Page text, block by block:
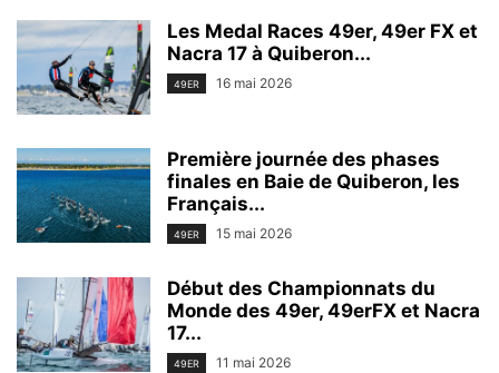
Les Medal Races 49er, 49er FX et
Nacra 17 à Quiberon...
49ER 16 mai 2026
Première journée des phases
finales en Baie de Quiberon, les
Français...
49ER 15 mai 2026
Début des Championnats du
Monde des 49er, 49erFX et Nacra
17...
49ER 11 mai 2026